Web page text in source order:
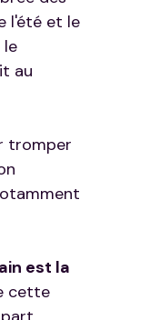
l'été et le
le
au
tromper
est la
cette